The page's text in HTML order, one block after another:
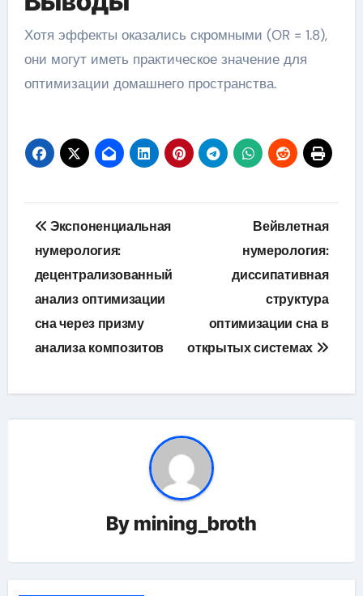
Хотя эффекты оказались скромными (OR = 1.8),
они могут иметь практическое значение для
оптимизации домашнего пространства.
Навигация
по
записям
Экспоненциальная
нумерология:
децентрализованный
анализ оптимизации
сна через призму
анализа композитов
Вейвлетная
нумерология:
диссипативная
структура
оптимизации сна в
открытых системах
By mining_broth